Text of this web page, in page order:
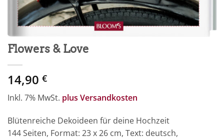
Flowers & Love
14,90 €
Inkl. 7% MwSt. plus Versandkosten
Blütenreiche Dekoideen für deine Hochzeit
144 Seiten, Format: 23 x 26 cm, Text: deutsch,